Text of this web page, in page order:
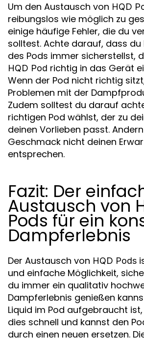
Um den Austausch von HQD
reibungslos wie möglich zu
einige häufige Fehler, die du
solltest. Achte darauf, dass du
des Pods immer sicherstellst,
HQD Pod richtig in das Gerät
Wenn der Pod nicht richtig
Problemen mit der
Zudem solltest du darauf
richtigen Pod wählst, der zu
deinen Vorlieben passt.
Geschmack nicht deinen
entsprechen.
Fazit: Der
Austausch von
Pods für ein
Dampferlebnis
Der Austausch von HQD Pods
und einfache Möglichkeit,
du immer ein qualitativ
Dampferlebnis genießen
Liquid im Pod aufgebraucht
dies schnell und kannst den
durch einen neuen ersetzen.